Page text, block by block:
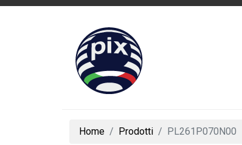
Home Prodotti PL261P070N00